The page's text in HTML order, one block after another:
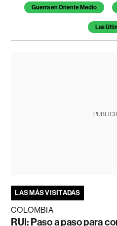
Guerra en Oriente Medio
Las
LAS MÁS VISITADAS
COLOMBIA
RUI: Paso a paso para